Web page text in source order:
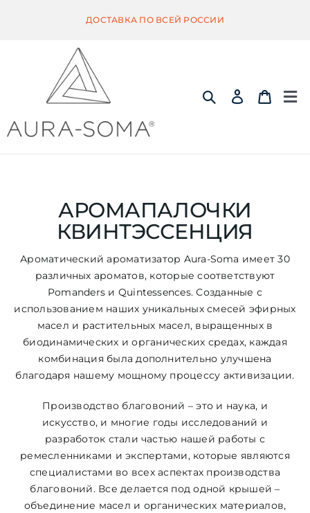
ДОСТАВКА ПО ВСЕЙ РОССИИ
КВИНТЭССЕНЦИЯ
ЦВЕТОВАЯ ЭССЕНЦИЯ
АРХАНГЕЛОИД
КОНДИЦИОНЕР
КОСМЕТИКА
АРОМАПАЛОЧКИ
КВИНТЭССЕНЦИЯ
Ароматический ароматизатор Aura-Soma имеет 30
различных ароматов, которые соответствуют
Pomanders и Quintessences. Созданные с
использованием наших уникальных смесей эфирных
масел и растительных масел, выращенных в
биодинамических и органических средах, каждая
комбинация была дополнительно улучшена
благодаря нашему мощному процессу активизации.
Производство благовоний – это и наука, и
искусство, и многие годы исследований и
разработок стали частью нашей работы с
ремесленниками и экспертами, которые являются
специалистами во всех аспектах производства
благовоний. Все делается под одной крышей –
объединение масел и органических материалов,